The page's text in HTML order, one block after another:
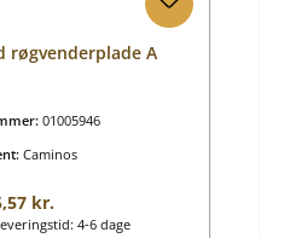
røgvenderplade A
01005946
Caminos
pris:
kr.
4-6 dage